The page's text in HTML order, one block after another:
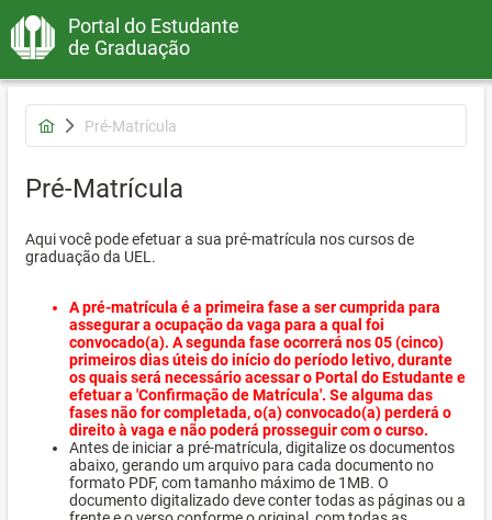
Portal do Estudante
de Graduação
Pré-Matrícula
Pré-Matrícula
Aqui você pode efetuar a sua pré-matrícula nos cursos de
graduação da UEL.
A pré-matrícula é a primeira fase a ser cumprida para
assegurar a ocupação da vaga para a qual foi
convocado(a). A segunda fase ocorrerá nos 05 (cinco)
primeiros dias úteis do início do período letivo, durante
os quais será necessário acessar o Portal do Estudante e
efetuar a 'Confirmação de Matrícula'. Se alguma das
fases não for completada, o(a) convocado(a) perderá o
direito à vaga e não poderá prosseguir com o curso.
Antes de iniciar a pré-matrícula, digitalize os documentos
abaixo, gerando um arquivo para cada documento no
formato PDF, com tamanho máximo de 1MB. O
documento digitalizado deve conter todas as páginas ou a